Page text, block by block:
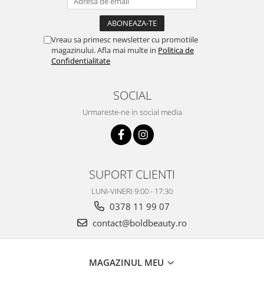
Vreau sa primesc newsletter cu promotiile
magazinului. Afla mai multe in Politica de
Confidentialitate
SOCIAL
Urmareste-ne in social media
SUPORT CLIENTI
LUNI-VINERI 9:00 - 17:30
0378 11 99 07
contact@boldbeauty.ro
MAGAZINUL MEU